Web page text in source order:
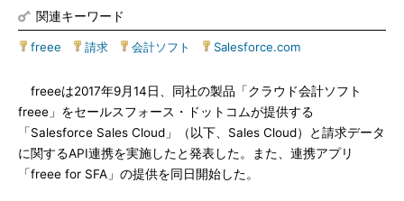
関連キーワード
freee 請求 会計ソフト Salesforce.com
freeeは2017年9月14日、同社の製品「クラウド会計ソフト
freee」をセールスフォース・ドットコムが提供する
「Salesforce Sales Cloud」（以下、Sales Cloud）と請求データ
に関するAPI連携を実施したと発表した。また、連携アプリ
「freee for SFA」の提供を同日開始した。